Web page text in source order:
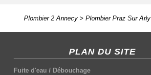
Plombier 2 Annecy> Plombier Praz Sur Arly
PLAN DU SITE
Fuite d'eau / Débouchage